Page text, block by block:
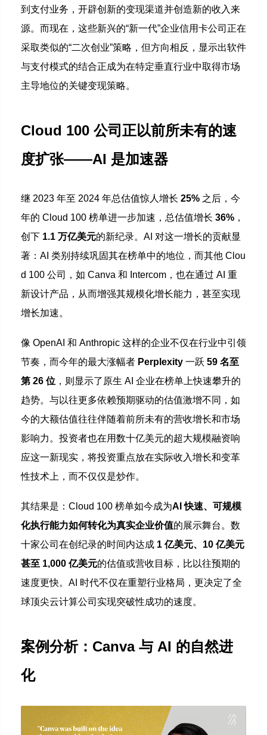
到支付业务，开辟创新的变现渠道并创造新的收入来
源。而现在，这些新兴的“新一代”企业信用卡公司正在
采取类似的“二次创业”策略，但方向相反，显示出软件
与支付模式的结合正成为在特定垂直行业中取得市场
主导地位的关键变现策略。
Cloud 100 公司正以前所未有的速
度扩张——AI 是加速器
继 2023 年至 2024 年总估值惊人增长 25% 之后，今
年的 Cloud 100 榜单进一步加速，总估值增长 36% ，
创下 1.1 万亿美元的新纪录。AI 对这一增长的贡献显
著：AI 类别持续巩固其在榜单中的地位，而其他 Clou
d 100 公司，如 Canva 和 Intercom，也在通过 AI 重
新设计产品，从而增强其规模化增长能力，甚至实现
增长加速。
像 OpenAI 和 Anthropic 这样的企业不仅在行业中引领
节奏，而今年的最大涨幅者 Perplexity 一跃 59 名至
第 26 位 ，则显示了原生 AI 企业在榜单上快速攀升的
趋势。与以往更多依赖预期驱动的估值激增不同，如
今的大额估值往往伴随着前所未有的营收增长和市场
影响力。投资者也在用数十亿美元的超大规模融资响
应这一新现实，将投资重点放在实际收入增长和变革
性技术上，而不仅仅是炒作。
其结果是：Cloud 100 榜单如今成为AI 快速、可规模
化执行能力如何转化为真实企业价值的展示舞台。数
十家公司在创纪录的时间内达成 1 亿美元、10 亿美元
甚至 1,000 亿美元的估值或营收目标，比以往预期的
速度更快。AI 时代不仅在重塑行业格局，更决定了全
球顶尖云计算公司实现突破性成功的速度。
案例分析：Canva 与 AI 的自然进
化